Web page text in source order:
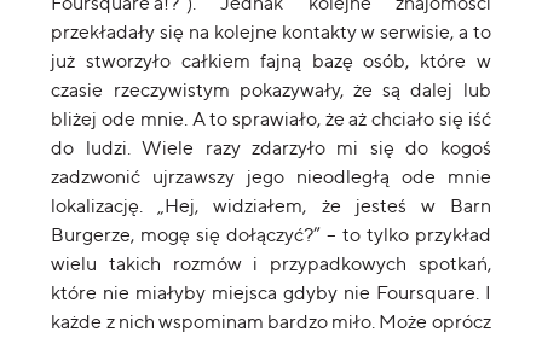
przekładały się na kolejne kontakty w serwisie, a to
już stworzyło całkiem fajną bazę osób, które w
czasie rzeczywistym pokazywały, że są dalej lub
bliżej ode mnie. A to sprawiało, że aż chciało się iść
do ludzi. Wiele razy zdarzyło mi się do kogoś
zadzwonić ujrzawszy jego nieodległą ode mnie
lokalizację. „Hej, widziałem, że jesteś w Barn
Burgerze, mogę się dołączyć?” – to tylko przykład
wielu takich rozmów i przypadkowych spotkań,
które nie miałyby miejsca gdyby nie Foursquare. I
każde z nich wspominam bardzo miło. Może oprócz